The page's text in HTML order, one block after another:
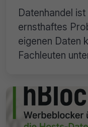
Datenhandel
ernsthaftes
eigenen Daten
Fachleuten